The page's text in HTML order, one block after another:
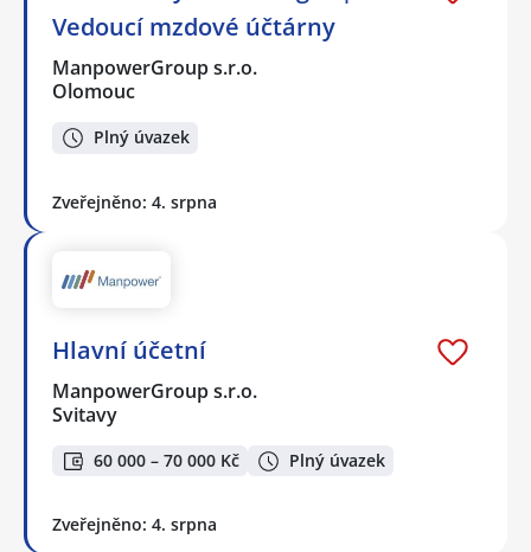
Vedoucí mzdové účtárny
ManpowerGroup s.r.o.
Olomouc
Plný úvazek
Zveřejněno: 4. srpna
Hlavní účetní
ManpowerGroup s.r.o.
Svitavy
60 000 – 70 000 Kč Plný úvazek
Zveřejněno: 4. srpna